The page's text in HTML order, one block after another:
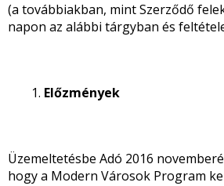
(a továbbiakban, mint Szerződő
napon az alábbi tárgyban és
Előzmények
Üzemeltetésbe Adó 2016
hogy a Modern Városok Program